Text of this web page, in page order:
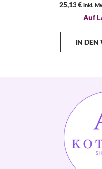
25,13€ inkl.
Auf
IN DEN